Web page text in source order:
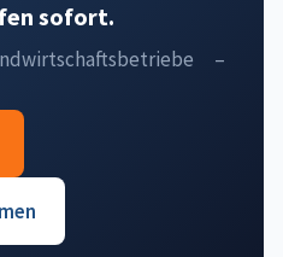
sofort.
–